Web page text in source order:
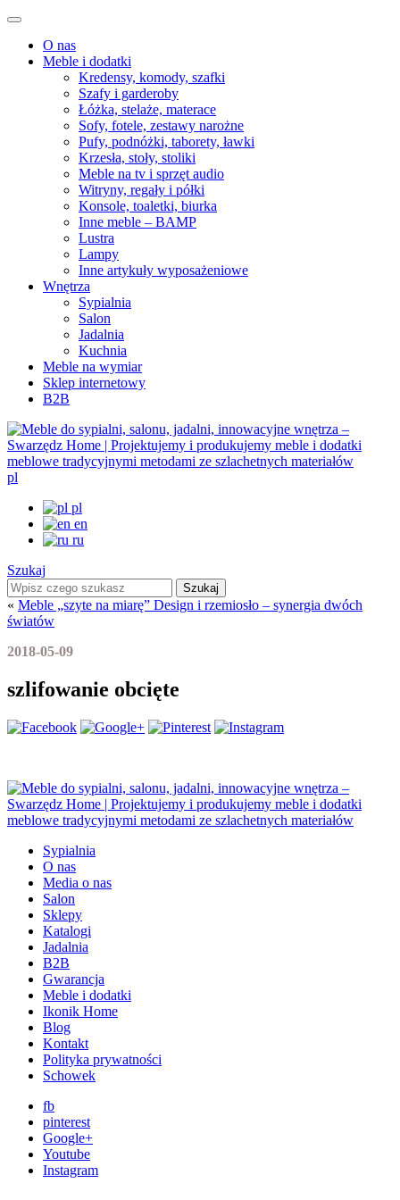
O nas
Meble i dodatki
Kredensy, komody, szafki
Szafy i garderoby
Łóżka, stelaże, materace
Sofy, fotele, zestawy narożne
Pufy, podnóżki, taborety, ławki
Krzesła, stoły, stoliki
Meble na tv i sprzęt audio
Witryny, regały i półki
Konsole, toaletki, biurka
Inne meble – BAMP
Lustra
Lampy
Inne artykuły wyposażeniowe
Wnętrza
Sypialnia
Salon
Jadalnia
Kuchnia
Meble na wymiar
Sklep internetowy
B2B
pl
pl
en
ru
Szukaj
Szukaj
« Meble „szyte na miarę” Design i rzemiosło – synergia dwóch
światów
2018-05-09
szlifowanie obcięte
Sypialnia
O nas
Media o nas
Salon
Sklepy
Katalogi
Jadalnia
B2B
Gwarancja
Meble i dodatki
Ikonik Home
Blog
Kontakt
Polityka prywatności
Schowek
fb
pinterest
Google+
Youtube
Instagram